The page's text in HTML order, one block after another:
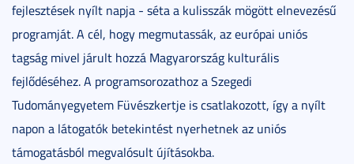
fejlesztések nyílt napja - séta a kulisszák mögött elnevezésű
programját. A cél, hogy megmutassák, az európai uniós
tagság mivel járult hozzá Magyarország kulturális
fejlődéséhez. A programsorozathoz a Szegedi
Tudományegyetem Füvészkertje is csatlakozott, így a nyílt
napon a látogatók betekintést nyerhetnek az uniós
támogatásból megvalósult újításokba.